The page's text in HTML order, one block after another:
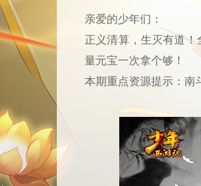
亲爱的少年们：
正义清算，生灭有道
量元宝一次拿个够！
本期重点资源提示：南